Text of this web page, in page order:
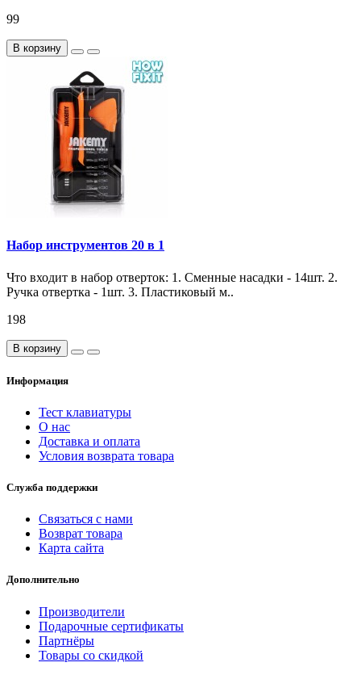
99
В корзину
Набор инструментов 20 в 1
Что входит в набор отверток: 1. Сменные насадки - 14шт. 2.
Ручка отвертка - 1шт. 3. Пластиковый м..
198
В корзину
Информация
Тест клавиатуры
О нас
Доставка и оплата
Условия возврата товара
Служба поддержки
Связаться с нами
Возврат товара
Карта сайта
Дополнительно
Производители
Подарочные сертификаты
Партнёры
Товары со скидкой